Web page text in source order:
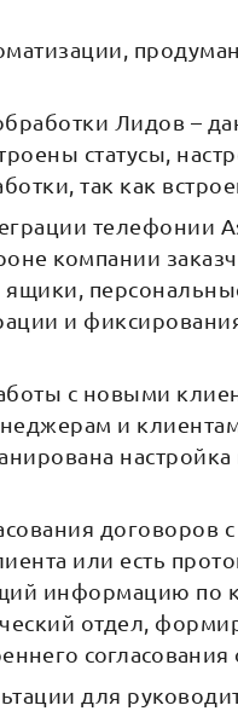
Лидов –
статусы,
так как
телефонии
компании
и
с новыми
и
или есть
информацию по
отдел,
для